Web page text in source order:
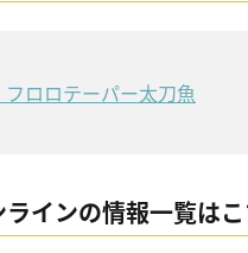
ロロテーパー太刀魚
インの情報一覧は